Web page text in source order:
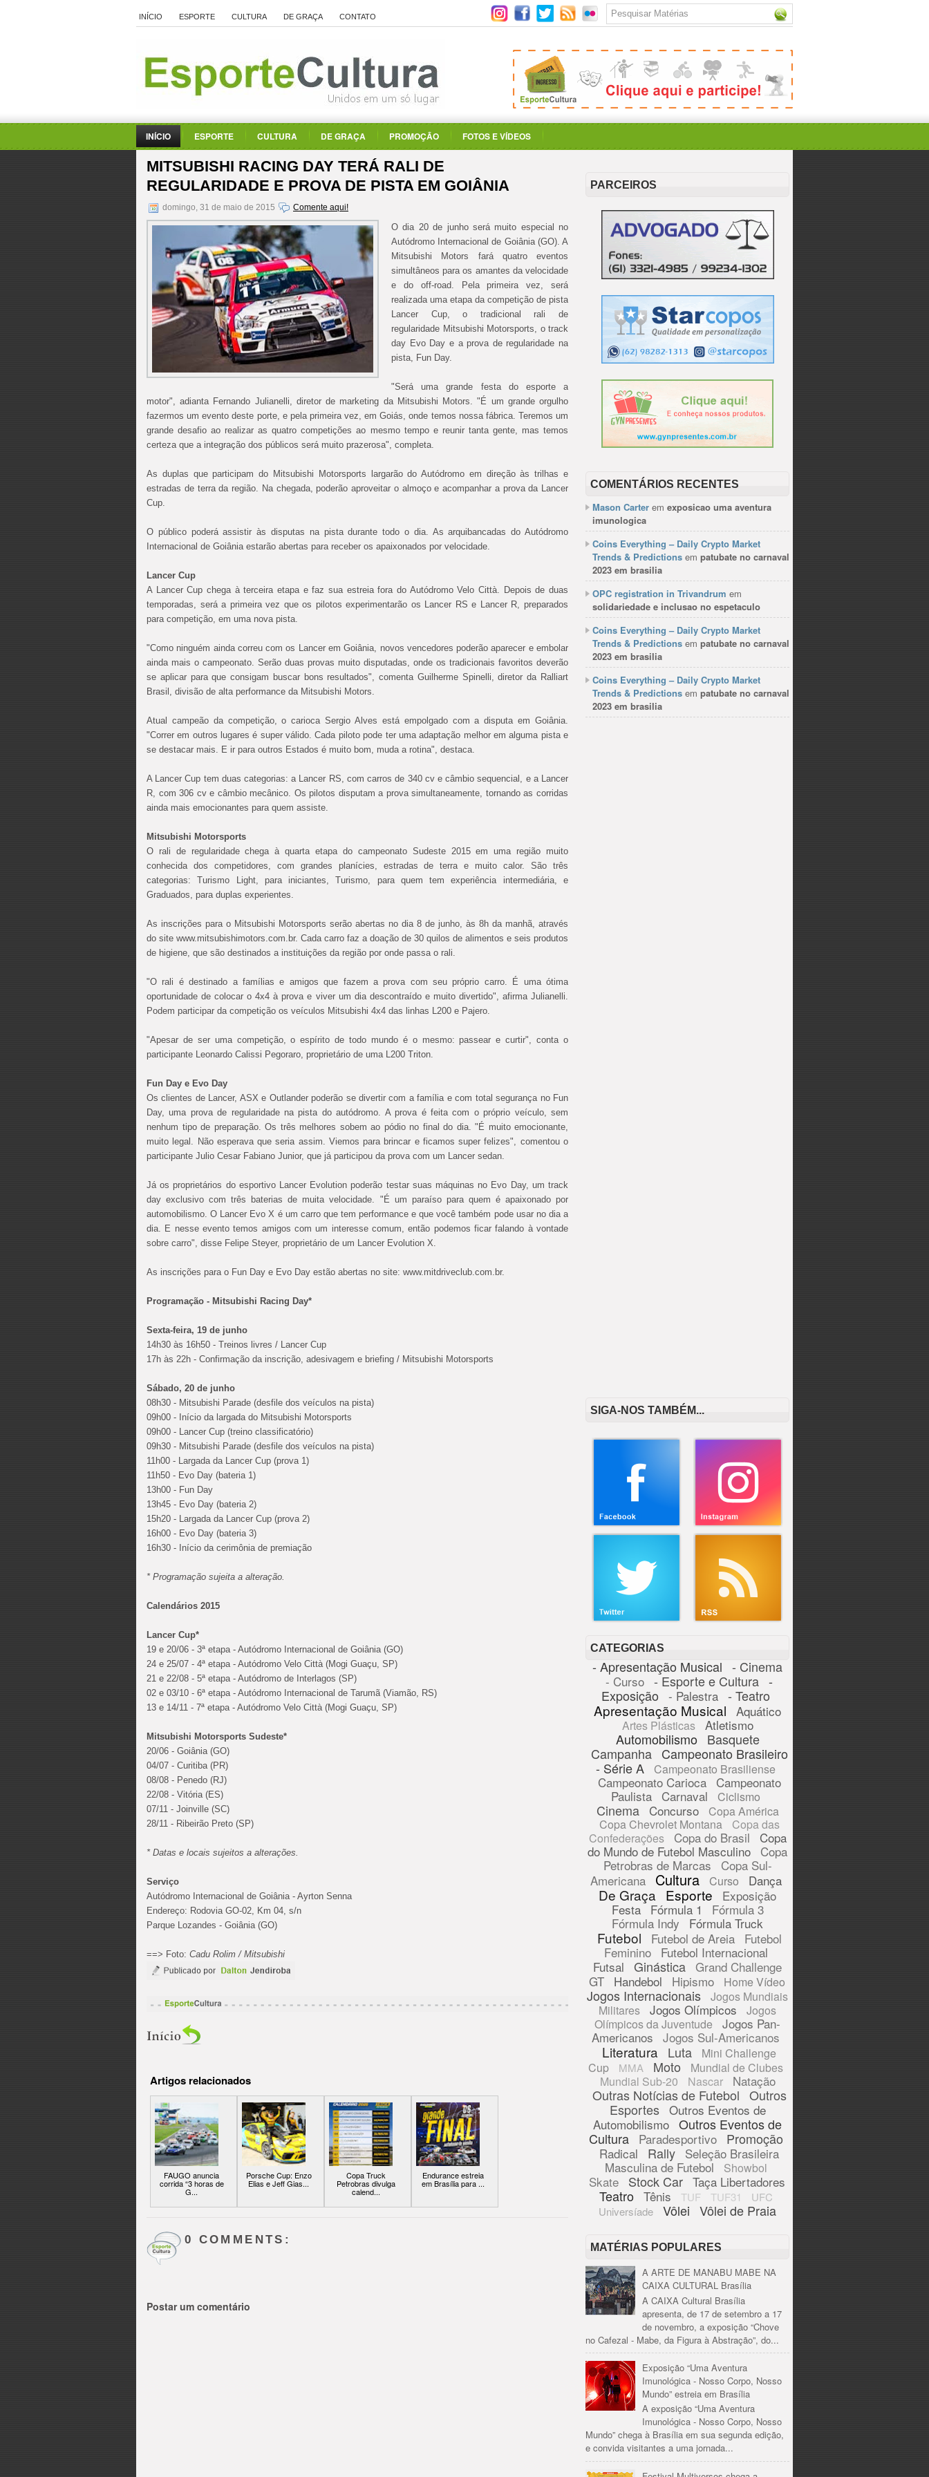
INÍCIO ESPORTE CULTURA DE GRAÇA CONTATO
INÍCIO ESPORTE CULTURA DE GRAÇA PROMOÇÃO FOTOS E VÍDEOS
MITSUBISHI RACING DAY TERÁ RALI DE
REGULARIDADE E PROVA DE PISTA EM GOIÂNIA
domingo, 31 de maio de 2015 Comente aqui!
O dia 20 de junho será muito especial no
Autódromo Internacional de Goiânia (GO). A
Mitsubishi Motors fará quatro eventos
simultâneos para os amantes da velocidade
e do off-road. Pela primeira vez, será
realizada uma etapa da competição de pista
Lancer Cup, o tradicional rali de
regularidade Mitsubishi Motorsports, o track
day Evo Day e a prova de regularidade na
pista, Fun Day.
"Será uma grande festa do esporte a
motor", adianta Fernando Julianelli, diretor de marketing da Mitsubishi Motors. "É um grande orgulho
fazermos um evento deste porte, e pela primeira vez, em Goiás, onde temos nossa fábrica. Teremos um
grande desafio ao realizar as quatro competições ao mesmo tempo e reunir tanta gente, mas temos
certeza que a integração dos públicos será muito prazerosa", completa.
As duplas que participam do Mitsubishi Motorsports largarão do Autódromo em direção às trilhas e
estradas de terra da região. Na chegada, poderão aproveitar o almoço e acompanhar a prova da Lancer
Cup.
O público poderá assistir às disputas na pista durante todo o dia. As arquibancadas do Autódromo
Internacional de Goiânia estarão abertas para receber os apaixonados por velocidade.
Lancer Cup
A Lancer Cup chega à terceira etapa e faz sua estreia fora do Autódromo Velo Città. Depois de duas
temporadas, será a primeira vez que os pilotos experimentarão os Lancer RS e Lancer R, preparados
para competição, em uma nova pista.
"Como ninguém ainda correu com os Lancer em Goiânia, novos vencedores poderão aparecer e embolar
ainda mais o campeonato. Serão duas provas muito disputadas, onde os tradicionais favoritos deverão
se aplicar para que consigam buscar bons resultados", comenta Guilherme Spinelli, diretor da Ralliart
Brasil, divisão de alta performance da Mitsubishi Motors.
Atual campeão da competição, o carioca Sergio Alves está empolgado com a disputa em Goiânia.
"Correr em outros lugares é super válido. Cada piloto pode ter uma adaptação melhor em alguma pista e
se destacar mais. E ir para outros Estados é muito bom, muda a rotina", destaca.
A Lancer Cup tem duas categorias: a Lancer RS, com carros de 340 cv e câmbio sequencial, e a Lancer
R, com 306 cv e câmbio mecânico. Os pilotos disputam a prova simultaneamente, tornando as corridas
ainda mais emocionantes para quem assiste.
Mitsubishi Motorsports
O rali de regularidade chega à quarta etapa do campeonato Sudeste 2015 em uma região muito
conhecida dos competidores, com grandes planícies, estradas de terra e muito calor. São três
categorias: Turismo Light, para iniciantes, Turismo, para quem tem experiência intermediária, e
Graduados, para duplas experientes.
As inscrições para o Mitsubishi Motorsports serão abertas no dia 8 de junho, às 8h da manhã, através
do site www.mitsubishimotors.com.br. Cada carro faz a doação de 30 quilos de alimentos e seis produtos
de higiene, que são destinados a instituições da região por onde passa o rali.
"O rali é destinado a famílias e amigos que fazem a prova com seu próprio carro. É uma ótima
oportunidade de colocar o 4x4 à prova e viver um dia descontraído e muito divertido", afirma Julianelli.
Podem participar da competição os veículos Mitsubishi 4x4 das linhas L200 e Pajero.
"Apesar de ser uma competição, o espírito de todo mundo é o mesmo: passear e curtir", conta o
participante Leonardo Calissi Pegoraro, proprietário de uma L200 Triton.
Fun Day e Evo Day
Os clientes de Lancer, ASX e Outlander poderão se divertir com a família e com total segurança no Fun
Day, uma prova de regularidade na pista do autódromo. A prova é feita com o próprio veículo, sem
nenhum tipo de preparação. Os três melhores sobem ao pódio no final do dia. "É muito emocionante,
muito legal. Não esperava que seria assim. Viemos para brincar e ficamos super felizes", comentou o
participante Julio Cesar Fabiano Junior, que já participou da prova com um Lancer sedan.
Já os proprietários do esportivo Lancer Evolution poderão testar suas máquinas no Evo Day, um track
day exclusivo com três baterias de muita velocidade. "É um paraíso para quem é apaixonado por
automobilismo. O Lancer Evo X é um carro que tem performance e que você também pode usar no dia a
dia. E nesse evento temos amigos com um interesse comum, então podemos ficar falando à vontade
sobre carro", disse Felipe Steyer, proprietário de um Lancer Evolution X.
As inscrições para o Fun Day e Evo Day estão abertas no site: www.mitdriveclub.com.br.
Programação - Mitsubishi Racing Day*
Sexta-feira, 19 de junho
14h30 às 16h50 - Treinos livres / Lancer Cup
17h às 22h - Confirmação da inscrição, adesivagem e briefing / Mitsubishi Motorsports
Sábado, 20 de junho
08h30 - Mitsubishi Parade (desfile dos veículos na pista)
09h00 - Início da largada do Mitsubishi Motorsports
09h00 - Lancer Cup (treino classificatório)
09h30 - Mitsubishi Parade (desfile dos veículos na pista)
11h00 - Largada da Lancer Cup (prova 1)
11h50 - Evo Day (bateria 1)
13h00 - Fun Day
13h45 - Evo Day (bateria 2)
15h20 - Largada da Lancer Cup (prova 2)
16h00 - Evo Day (bateria 3)
16h30 - Início da cerimônia de premiação
* Programação sujeita a alteração.
Calendários 2015
Lancer Cup*
19 e 20/06 - 3ª etapa - Autódromo Internacional de Goiânia (GO)
24 e 25/07 - 4ª etapa - Autódromo Velo Città (Mogi Guaçu, SP)
21 e 22/08 - 5ª etapa - Autódromo de Interlagos (SP)
02 e 03/10 - 6ª etapa - Autódromo Internacional de Tarumã (Viamão, RS)
13 e 14/11 - 7ª etapa - Autódromo Velo Città (Mogi Guaçu, SP)
Mitsubishi Motorsports Sudeste*
20/06 - Goiânia (GO)
04/07 - Curitiba (PR)
08/08 - Penedo (RJ)
22/08 - Vitória (ES)
07/11 - Joinville (SC)
28/11 - Ribeirão Preto (SP)
* Datas e locais sujeitos a alterações.
Serviço
Autódromo Internacional de Goiânia - Ayrton Senna
Endereço: Rodovia GO-02, Km 04, s/n
Parque Lozandes - Goiânia (GO)
==> Foto: Cadu Rolim / Mitsubishi
Artigos relacionados
FAUGO anuncia
corrida “3 horas de
G...
Porsche Cup: Enzo
Elias e Jeff Gias...
Copa Truck
Petrobras divulga
calend...
Endurance estreia
em Brasília para ...
0 COMMENTS:
Postar um comentário
PARCEIROS
COMENTÁRIOS RECENTES
Mason Carter em exposicao uma aventura
imunologica
Coins Everything – Daily Crypto Market
Trends & Predictions em patubate no carnaval
2023 em brasilia
OPC registration in Trivandrum em
solidariedade e inclusao no espetaculo
Coins Everything – Daily Crypto Market
Trends & Predictions em patubate no carnaval
2023 em brasilia
Coins Everything – Daily Crypto Market
Trends & Predictions em patubate no carnaval
2023 em brasilia
SIGA-NOS TAMBÉM...
CATEGORIAS
- Apresentação Musical - Cinema
- Curso - Esporte e Cultura -
Exposição - Palestra - Teatro
Apresentação Musical Aquático
Artes Plásticas Atletismo
Automobilismo
Basquete
Campanha Campeonato Brasileiro
- Série A
Campeonato Brasiliense
Campeonato Carioca
Campeonato
Paulista Carnaval Ciclismo
Cinema Concurso
Copa América
Copa Chevrolet Montana
Copa das
Confederações
Copa do Brasil Copa
do Mundo de Futebol Masculino Copa
Petrobras de Marcas
Copa Sul-
Americana
Cultura Curso Dança
De Graça Esporte
Exposição
Festa
Fórmula 1
Fórmula 3
Fórmula Indy
Fórmula Truck
Futebol Futebol de Areia
Futebol
Feminino
Futebol Internacional
Futsal Ginástica Grand Challenge
GT Handebol Hipismo Home Vídeo
Jogos Internacionais
Jogos Mundiais
Militares
Jogos Olímpicos
Jogos
Olímpicos da Juventude
Jogos Pan-
Americanos Jogos Sul-Americanos
Literatura Luta
Mini Challenge
Cup
MMA Moto
Mundial de Clubes
Mundial Sub-20
Nascar Natação
Outras Notícias de Futebol Outros
Esportes Outros Eventos de
Automobilismo Outros Eventos de
Cultura
Paradesportivo Promoção
Radical Rally Seleção Brasileira
Masculina de Futebol
Showbol
Skate Stock Car Taça Libertadores
Teatro Tênis TUF TUF31
UFC
Universíade
Vôlei Vôlei de Praia
MATÉRIAS POPULARES
A ARTE DE MANABU MABE NA
CAIXA CULTURAL Brasília
A CAIXA Cultural Brasília
apresenta, de 17 de setembro a 17
de novembro, a exposição “Chove
no Cafezal - Mabe, da Figura à Abstração”, do...
Exposição “Uma Aventura
Imunológica - Nosso Corpo, Nosso
Mundo” estreia em Brasília
A exposição “Uma Aventura
Imunológica - Nosso Corpo, Nosso
Mundo” chega à Brasília em sua segunda edição,
e convida visitantes a uma jornada...